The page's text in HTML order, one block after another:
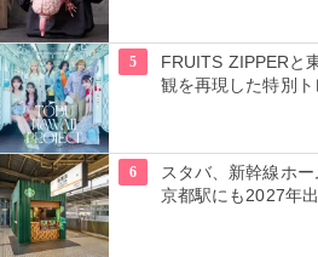
5
FRUITS ZIPPERと
観を再現した特別ト
6
スタバ、新幹線ホ
京都駅にも2027年